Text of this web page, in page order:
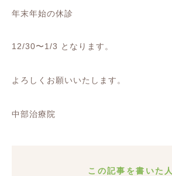
年末年始の休診
12/30〜1/3 となります。
よろしくお願いいたします。
中部治療院
この記事を書いた人